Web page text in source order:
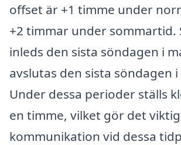
offset är +1 timme under
+2 timmar under sommartid.
inleds den sista söndagen i
avslutas den sista söndagen
Under dessa perioder ställs
en timme, vilket gör det
kommunikation vid dessa